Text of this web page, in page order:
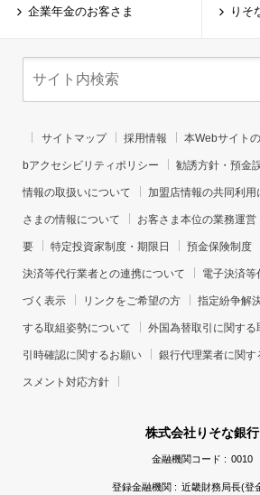
企業年金のお客さま りそ
サイトマップ 採用情報 本Webサイト
bアクセシビリティポリシー 勧誘方針・預金
情報の取扱いについて 加盟店情報の共同利用
さまの情報について お客さま本位の業務運営
要 特定投資家制度・期限日 預金保険制度
決済等代行業者との連携について 電子決済等
づく表示 リンクをご希望の方 指定紛争解
する取組姿勢について 外国為替取引に関する
引時確認に関するお願い 銀行代理業者に関す
スメント対応方針
株式会社りそな銀行
金融機関コード : 0010
登録金融機関 : 近畿財務局長(登